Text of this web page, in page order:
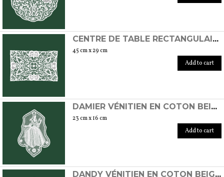
CENTRE DE TABLE RECTANGULAIRE EN COTON FAIT À LA MAIN AU POINT DE BURANO
45 cm x 29 cm
Add to cart
DAMIER VÉNITIEN EN COTON BEIGE FAIT À LA MAIN AU POINT DE BURANO
23 cm x 16 cm
Add to cart
DANDY VÉNITIEN EN COTON BEIGE FAIT À LA MAIN AVEC LE POINT DE BURANO